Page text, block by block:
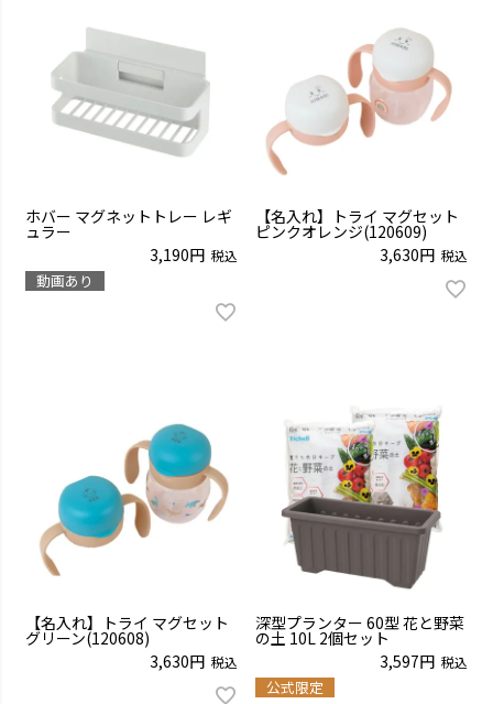
ホバー マグネットトレー レギ
ュラー
3,190
税込
動画あり
【名入れ】トライ マグセット
ピンクオレンジ(120609)
3,630
税込
【名入れ】トライ マグセット
グリーン(120608)
3,630
税込
深型プランター 60型 花と野菜
の土 10L 2個セット
3,597
税込
公式限定